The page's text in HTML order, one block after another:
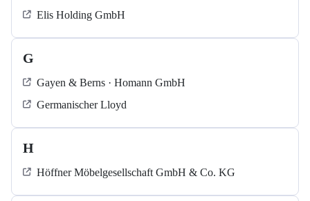
Elis Holding GmbH
G
Gayen & Berns · Homann GmbH
Germanischer Lloyd
H
Höffner Möbelgesellschaft GmbH & Co. KG